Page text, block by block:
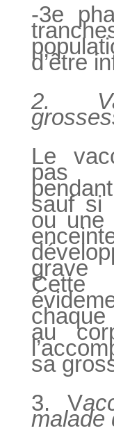
-3e
d’être
2.
Le
pas
sauf si
ou une
grave
Cette
au
sa
3. V
malade